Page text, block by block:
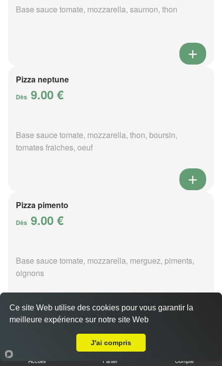
Base sauce tomate, mozzarella, saumon, thon
Pizza neptune
Dès 9.00 €
Base sauce tomate, mozzarella, thon, boursin,
tomates fraiches, oeuf
Pizza pimento
Dès 9.00 €
Base sauce tomate, mozzarella, merguez, piments,
oignons
Accueil Panier Compte
Ce site Web utilise des cookies pour vous garantir la
meilleure expérience sur notre site Web
J'ai compris